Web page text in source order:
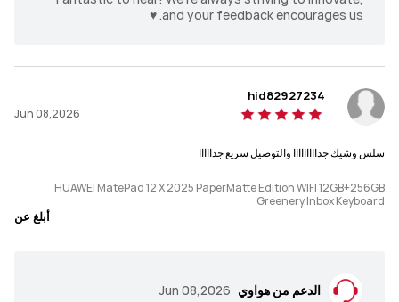
السطوع
1000 نت (أقصى سطوع)
نوع الشاشة
LCD
(اختياري)
شاشة Ultra-clear PaperMatte
السطوع
نوع الشاشة
and your feedback encourages us. ♥️
hid82927234
Jun 08,2026
سلس وشيك جدااااااااا والتوصيل سريع جدااااا
HUAWEI MatePad 12 X 2025 PaperMatte Edition WIFI 12GB+256GB
Greenery Inbox Keyboard
أبلغ عن
الدعم من هواوي Jun 08,2026